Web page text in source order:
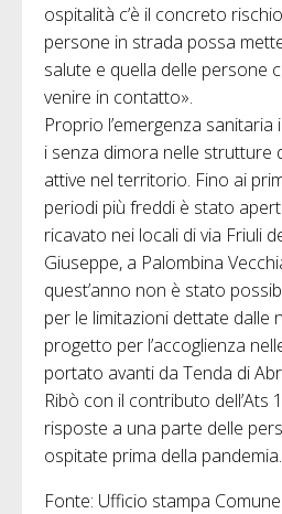
ospitalità c’è il concreto
persone in strada possa
salute e quella delle persone
venire in contatto».
Proprio l’emergenza
i senza dimora nelle strutture
attive nel territorio. Fino ai
periodi più freddi è stato
ricavato nei locali di via Friuli
Giuseppe, a Palombina
quest’anno non è stato
per le limitazioni dettate dalle
progetto per l’accoglienza
portato avanti da Tenda di
Ribò con il contributo dell’Ats
risposte a una parte delle
ospitate prima della pandemia.
Fonte: Ufficio stampa